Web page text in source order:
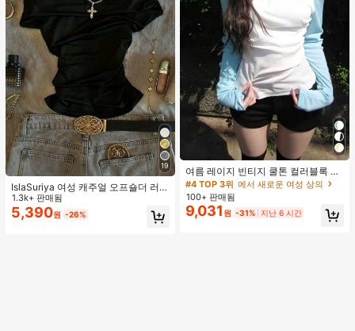
19
IslaSuriya 여성 캐주얼 오프숄더 러치
핏 솔리드 블랙 티셔츠, 데일리 출퇴
근, 여름에 적합
1.3k+ 판매됨
5,390원 -26%
여름 레이지 빈티지 쿨톤 컬러블록 얇
은 시어 긴팔 슬림핏 플래터링 탑
#4 TOP 3위 에서 새로운 여성 상의
100+ 판매됨
9,031 원 -31% 지난 6 시간